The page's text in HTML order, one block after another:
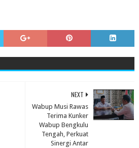
NEXT
Wabup Musi Rawas
Terima Kunker
Wabup Bengkulu
Tengah, Perkuat
Sinergi Antar